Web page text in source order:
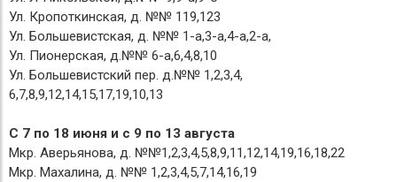
Ул. Кропоткинская, д. №№ 119,123
Ул. Большевистская, д. №№ 1-а,3-а,4-а,2-а,
Ул. Пионерская, д.№№ 6-а,6,4,8,10
Ул. Большевистский пер. д.№№ 1,2,3,4,
6,7,8,9,12,14,15,17,19,10,13
С 7 по 18 июня и с 9 по 13 августа
Мкр. Аверьянова, д. №№1,2,3,4,5,8,9,11,12,14,19,16,18,22
Мкр. Махалина, д. №№ 1,2,3,4,5,7,14,16,19